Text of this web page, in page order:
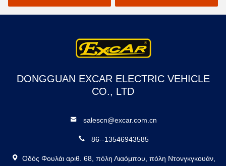
DONGGUAN EXCAR ELECTRIC VEHICLE
CO., LTD
salescn@excar.com.cn
86--13546943585
Οδός Φουλάι αριθ. 68, πόλη Λιαόμπου, πόλη Ντονγκγκουάν,